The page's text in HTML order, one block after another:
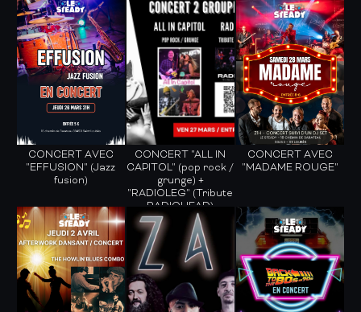
CONCERT AVEC
"EFFUSION" (Jazz
fusion)
CONCERT "ALL IN
CAPITOL" (pop rock /
grunge) +
"RADIOLEG" (Tribute
RADIOHEAD)
CONCERT AVEC
"MADAME ROUGE"